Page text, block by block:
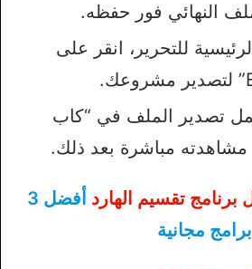
النهائي فور حفظه.
للتحرير، انقر على
تصدير الملف في “كاب
مباشرة بعد ذلك.
برنامج تقسيم الهارد
أفضل 3
برامج مجانية